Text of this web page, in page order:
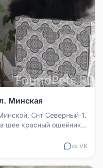
Минская
Снт Северный-1.
шее красный ошейник с
из VK